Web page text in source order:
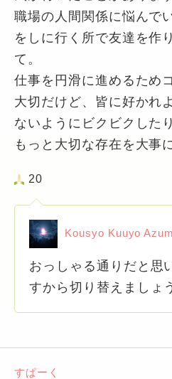
職場の人間関係に悩んで
をしに行く所で友達を作
て。
仕事を円滑に進めるため
大切だけど、皆に好かれ
ないようにビクビクした
もっと大切な存在を大事
20
Kousyo Kuuyo
おっしゃる通りだと思
すから切り替えましょ
すぱーく